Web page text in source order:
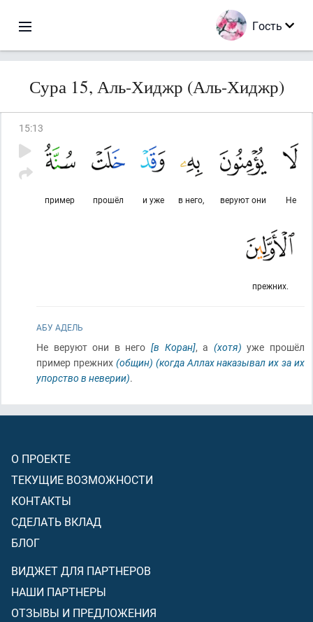
Гость
Сура 15, Аль-Хиджр (Аль-Хиджр)
15:13
Не
веруют они
в него,
и уже
прошёл
пример
прежних.
АБУ АДЕЛЬ
Не веруют они в него [в Коран], а (хотя) уже прошёл
пример прежних (общин) (когда Аллах наказывал их за их
упорство в неверии).
О ПРОЕКТЕ
ТЕКУЩИЕ ВОЗМОЖНОСТИ
КОНТАКТЫ
СДЕЛАТЬ ВКЛАД
БЛОГ
ВИДЖЕТ ДЛЯ ПАРТНЕРОВ
НАШИ ПАРТНЕРЫ
ОТЗЫВЫ И ПРЕДЛОЖЕНИЯ